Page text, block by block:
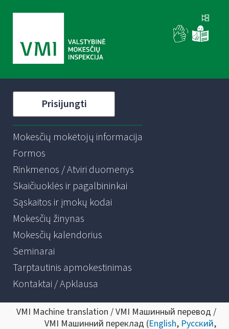
Prisijungti
Mokesčių mokėtojų informacija
Formos
Rinkmenos / Atviri duomenys
Skaičiuoklės ir pagalbininkai
Sąskaitos ir įmokų kodai
Mokesčių žinynas
Mokesčių kalendorius
Seminarai
Tarptautinis apmokestinimas
Kontaktai / Apklausa
VMI Machine translation / VMI Машинный перевод /
VMI Машинний переклад (English, Русский,